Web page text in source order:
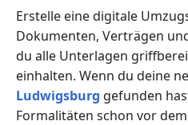
Erstelle eine digitale
Dokumenten, Verträgen
du alle Unterlagen
einhalten. Wenn du deine
Ludwigsburg gefunden
Formalitäten schon vor